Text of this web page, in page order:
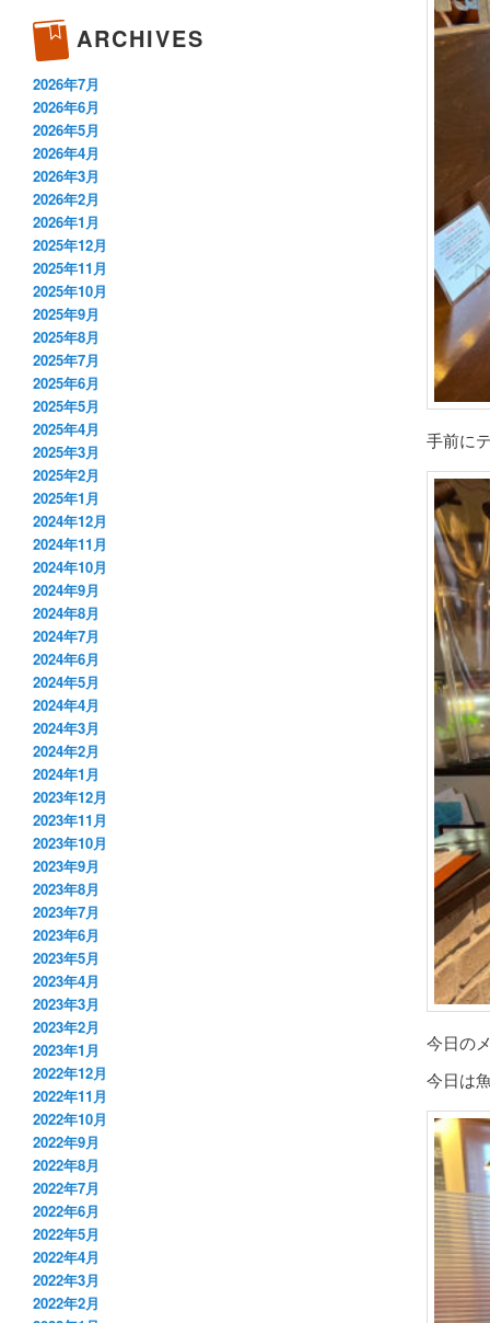
手前に
今日の
今日は
ARCHIVES
2026年7月
2026年6月
2026年5月
2026年4月
2026年3月
2026年2月
2026年1月
2025年12月
2025年11月
2025年10月
2025年9月
2025年8月
2025年7月
2025年6月
2025年5月
2025年4月
2025年3月
2025年2月
2025年1月
2024年12月
2024年11月
2024年10月
2024年9月
2024年8月
2024年7月
2024年6月
2024年5月
2024年4月
2024年3月
2024年2月
2024年1月
2023年12月
2023年11月
2023年10月
2023年9月
2023年8月
2023年7月
2023年6月
2023年5月
2023年4月
2023年3月
2023年2月
2023年1月
2022年12月
2022年11月
2022年10月
2022年9月
2022年8月
2022年7月
2022年6月
2022年5月
2022年4月
2022年3月
2022年2月